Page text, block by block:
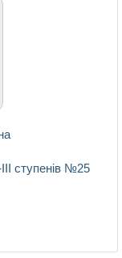
ступенів №25